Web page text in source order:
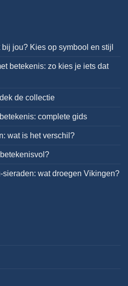
jou? Kies op symbool en stijl
betekenis: zo kies je iets dat
de collectie
complete gids
wat is het verschil?
wat droegen Vikingen?